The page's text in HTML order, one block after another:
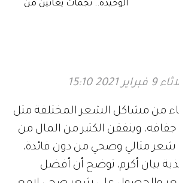
الوحيدة.. نجمات يعانين من
2021 15:10
من مشاكل الشعر المختلفة مثل
وينفقن الكثير من المال من
مثالي وصحي من دون فائدة،
بيان أكرم، توضح أن أفضل